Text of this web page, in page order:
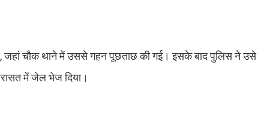
जहां चौक थाने में उससे गहन पूछताछ की गई। इसके बाद पुलिस ने
में जेल भेज दिया।